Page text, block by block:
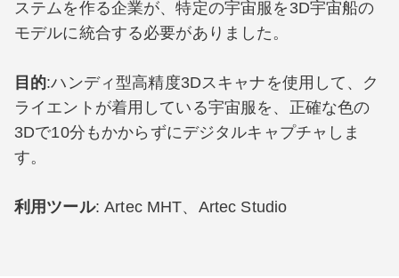
ステムを作る企業が、特定の宇宙服を3D宇宙船の
モデルに統合する必要がありました。
目的:ハンディ型高精度3Dスキャナを使用して、ク
ライエントが着用している宇宙服を、正確な色の
3Dで10分もかからずにデジタルキャプチャしま
す。
利用ツール: Artec MHT、Artec Studio